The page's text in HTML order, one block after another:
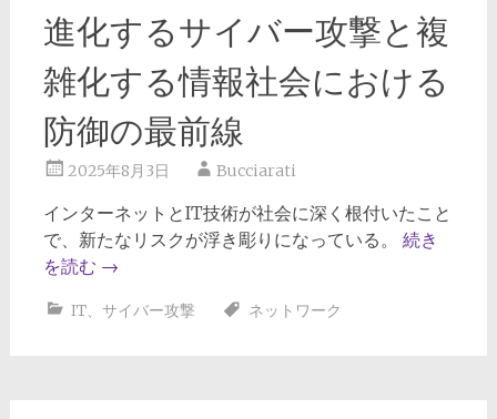
進化するサイバー攻撃と複
雑化する情報社会における
防御の最前線
2025年8月3日 Bucciarati
インターネットとIT技術が社会に深く根付いたこと
で、新たなリスクが浮き彫りになっている。 続き
を読む →
IT、 サイバー攻撃 ネットワーク